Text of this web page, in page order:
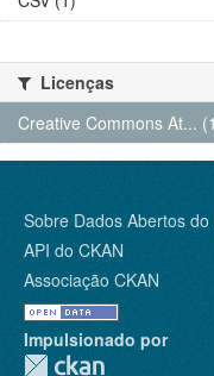
Licenças
Creative Commons At...
Sobre Dados Abertos do
API do CKAN
Associação CKAN
Impulsionado por